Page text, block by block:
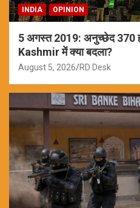
INDIA OPINION
5 अगस्त 2019: अनुच्छेद 370
Kashmir में क्या बदला?
August 5, 2026 RD Desk